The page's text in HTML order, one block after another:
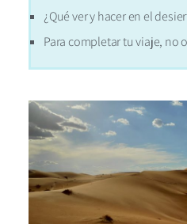
¿Qué ver y hacer en el
Para completar tu viaje, no